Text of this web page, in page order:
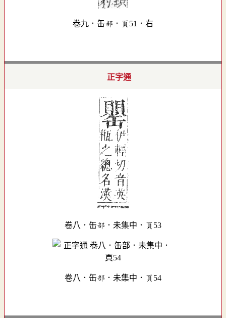
卷九．缶部．頁51．右
正字通
卷八．缶部．未集中．頁53
卷八．缶部．未集中．頁54